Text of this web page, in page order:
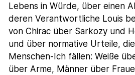
Lebens in Würde, über einen
deren Verantwortliche Louis
von Chirac über Sarkozy und
und über normative Urteile,
Menschen-Ich fällen: Weiße
über Arme, Männer über